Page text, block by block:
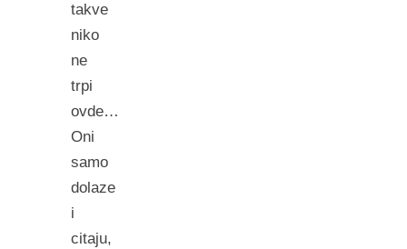
takve
niko
ne
trpi
ovde…
Oni
samo
dolaze
i
citaju,